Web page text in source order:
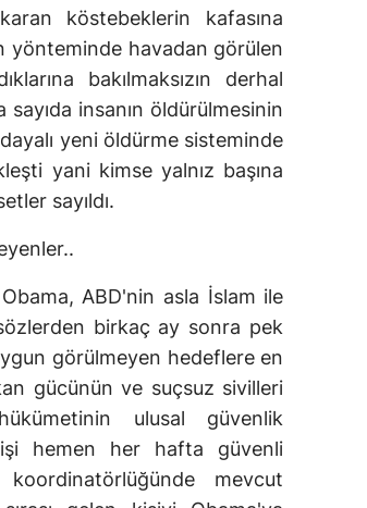
köstebeklerin kafasına
yönteminde havadan görülen
bakılmaksızın derhal
insanın öldürülmesinin
dayalı yeni öldürme sisteminde
yani kimse yalnız başına
sayıldı.
ABD'nin asla İslam ile
birkaç ay sonra pek
görülmeyen hedeflere en
gücünün ve suçsuz sivilleri
ulusal güvenlik
hemen her hafta güvenli
mevcut